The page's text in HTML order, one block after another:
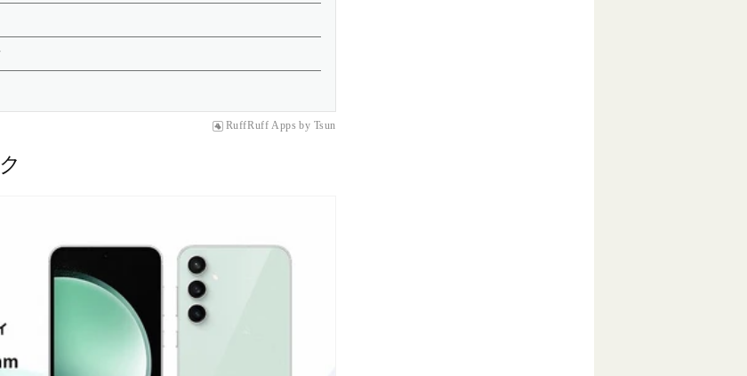
RuffRuff Apps by Tsun